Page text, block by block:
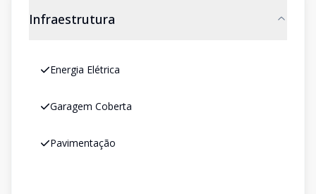
Infraestrutura
Energia Elétrica
Garagem Coberta
Pavimentação